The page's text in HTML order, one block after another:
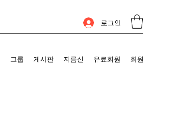
로그인
그룹 게시판 지름신 유료회원 회원